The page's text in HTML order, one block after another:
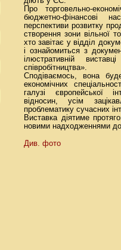
Про торговельно-
бюджетно-фінансові
перспективи розвитку
створення зони вільної
хто завітає у відділ
і ознайомиться з
ілюстративній
співробітництва».
Сподіваємось, вона
економічних
галузі європейської
відносин, усім
проблематику сучасних
Виставка діятиме
новими надходженнями
Див. фото